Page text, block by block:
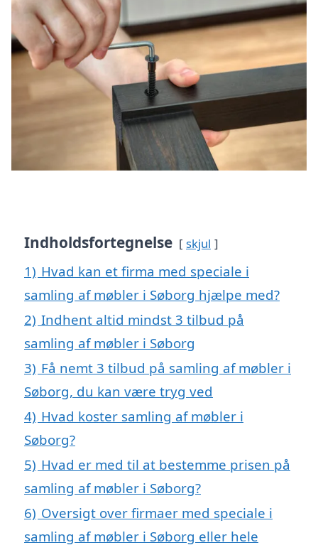
Indholdsfortegnelse skjul
1) Hvad kan et firma med speciale i
samling af møbler i Søborg hjælpe med?
2) Indhent altid mindst 3 tilbud på
samling af møbler i Søborg
3) Få nemt 3 tilbud på samling af møbler i
Søborg, du kan være tryg ved
4) Hvad koster samling af møbler i
Søborg?
5) Hvad er med til at bestemme prisen på
samling af møbler i Søborg?
6) Oversigt over firmaer med speciale i
samling af møbler i Søborg eller hele